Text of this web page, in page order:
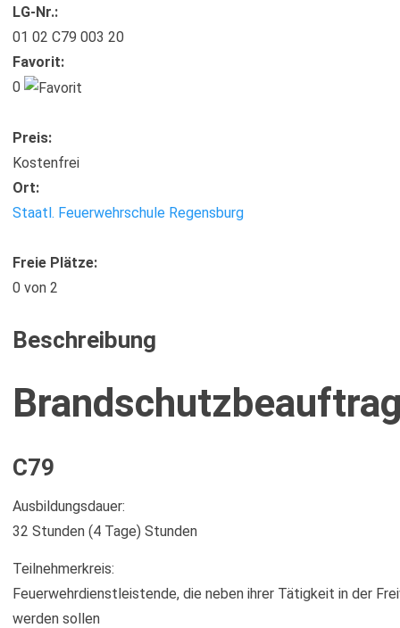
LG-Nr.:
01 02 C79 003 20
Favorit:
0
Preis:
Kostenfrei
Ort:
Staatl. Feuerwehrschule Regensburg
Freie Plätze:
0 von 2
Beschreibung
C79
Ausbildungsdauer:
32 Stunden (4 Tage) Stunden
Teilnehmerkreis:
Feuerwehrdienstleistende, die neben ihrer Tätigkeit in der
werden sollen